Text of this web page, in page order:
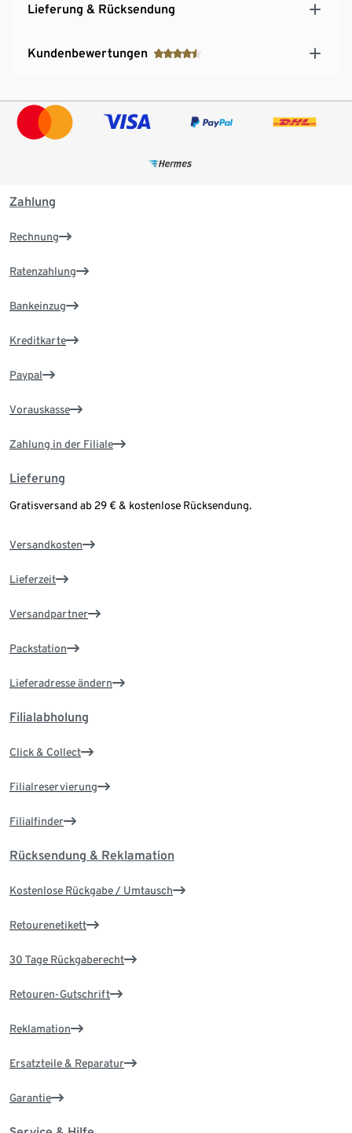
Lieferung & Rücksendung
Kundenbewertungen
Zahlung
Rechnung
Ratenzahlung
Bankeinzug
Kreditkarte
Paypal
Vorauskasse
Zahlung in der Filiale
Lieferung
Gratisversand ab 29 € & kostenlose Rücksendung.
Versandkosten
Lieferzeit
Versandpartner
Packstation
Lieferadresse ändern
Filialabholung
Click & Collect
Filialreservierung
Filialfinder
Rücksendung & Reklamation
Kostenlose Rückgabe / Umtausch
Retourenetikett
30 Tage Rückgaberecht
Retouren-Gutschrift
Reklamation
Ersatzteile & Reparatur
Garantie